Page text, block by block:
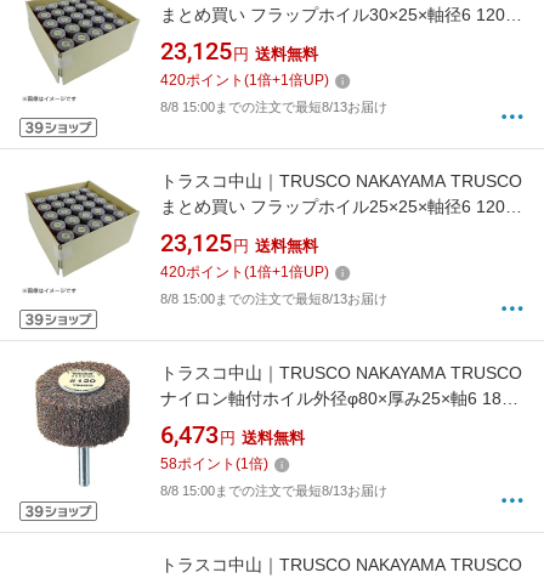
まとめ買い フラップホイル30×25×軸径6 120＃
50個入 UF3025-120-50P《※画像はイメージで
す。実際の商品とは異なります》
23,125 円 送料無料
420ポイント (1倍+1倍UP)
8/8 15:00までの注文で最短8/13お届け
トラスコ中山｜TRUSCO NAKAYAMA TRUSCO
まとめ買い フラップホイル25×25×軸径6 120＃
50個入 UF2525-120-50P《※画像はイメージで
す。実際の商品とは異なります》
23,125 円 送料無料
420ポイント (1倍+1倍UP)
8/8 15:00までの注文で最短8/13お届け
トラスコ中山｜TRUSCO NAKAYAMA TRUSCO
ナイロン軸付ホイル外径φ80×厚み25×軸6 180
＃ UFN−825−180 （1箱5個）《※画像はイメー
ジです。実際の商品とは異なります》
6,473 円 送料無料
58ポイント (1倍)
8/8 15:00までの注文で最短8/13お届け
トラスコ中山｜TRUSCO NAKAYAMA TRUSCO